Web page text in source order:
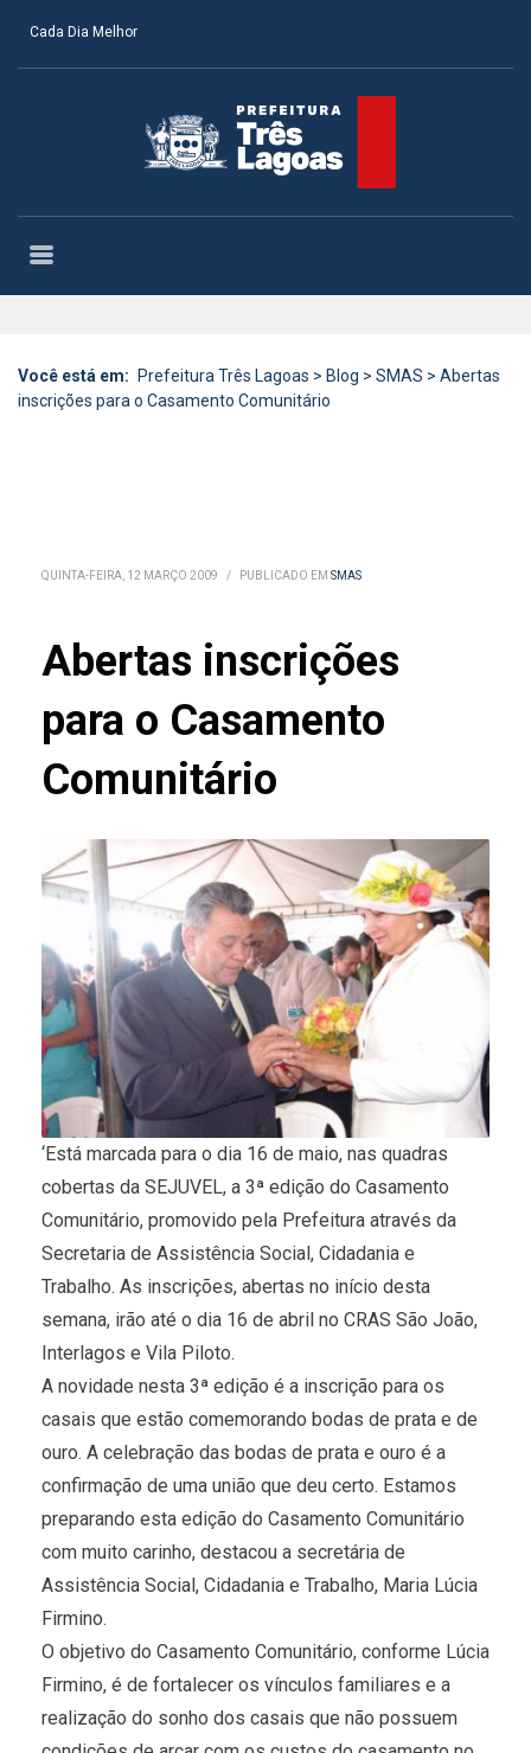
Cada Dia Melhor
Você está em: Prefeitura Três Lagoas > Blog > SMAS > Abertas
inscrições para o Casamento Comunitário
QUINTA-FEIRA, 12 MARÇO 2009 / PUBLICADO EM SMAS
Abertas inscrições
para o Casamento
Comunitário
‘Está marcada para o dia 16 de maio, nas quadras
cobertas da SEJUVEL, a 3ª edição do Casamento
Comunitário, promovido pela Prefeitura através da
Secretaria de Assistência Social, Cidadania e
Trabalho. As inscrições, abertas no início desta
semana, irão até o dia 16 de abril no CRAS São João,
Interlagos e Vila Piloto.
A novidade nesta 3ª edição é a inscrição para os
casais que estão comemorando bodas de prata e de
ouro. A celebração das bodas de prata e ouro é a
confirmação de uma união que deu certo. Estamos
preparando esta edição do Casamento Comunitário
com muito carinho, destacou a secretária de
Assistência Social, Cidadania e Trabalho, Maria Lúcia
Firmino.
O objetivo do Casamento Comunitário, conforme Lúcia
Firmino, é de fortalecer os vínculos familiares e a
realização do sonho dos casais que não possuem